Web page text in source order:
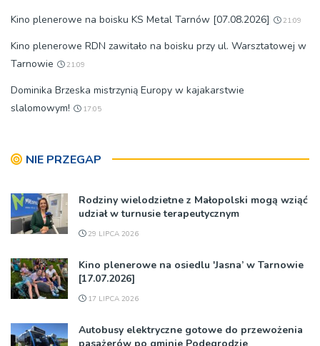
Kino plenerowe na boisku KS Metal Tarnów [07.08.2026] 21:09
Kino plenerowe RDN zawitało na boisku przy ul. Warsztatowej w
Tarnowie
21:09
Dominika Brzeska mistrzynią Europy w kajakarstwie
slalomowym!
17:05
NIE PRZEGAP
Rodziny wielodzietne z Małopolski mogą wziąć
udział w turnusie terapeutycznym
29 LIPCA 2026
Kino plenerowe na osiedlu 'Jasna’ w Tarnowie
[17.07.2026]
17 LIPCA 2026
Autobusy elektryczne gotowe do przewożenia